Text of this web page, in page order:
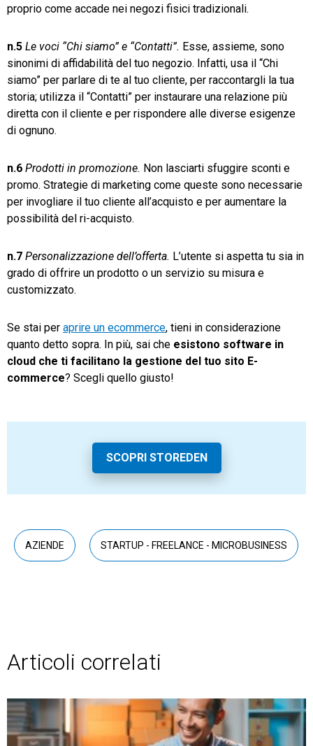
proprio come accade nei negozi fisici tradizionali.
n.5 Le voci “Chi siamo” e “Contatti”. Esse, assieme, sono
sinonimi di affidabilità del tuo negozio. Infatti, usa il “Chi
siamo” per parlare di te al tuo cliente, per raccontargli la tua
storia; utilizza il “Contatti” per instaurare una relazione più
diretta con il cliente e per rispondere alle diverse esigenze
di ognuno.
n.6 Prodotti in promozione. Non lasciarti sfuggire sconti e
promo. Strategie di marketing come queste sono necessarie
per invogliare il tuo cliente all’acquisto e per aumentare la
possibilità del ri-acquisto.
n.7 Personalizzazione dell’offerta. L’utente si aspetta tu sia in
grado di offrire un prodotto o un servizio su misura e
customizzato.
Se stai per aprire un ecommerce, tieni in considerazione
quanto detto sopra. In più, sai che esistono software in
cloud che ti facilitano la gestione del tuo sito E-
commerce? Scegli quello giusto!
SCOPRI STOREDEN
AZIENDE STARTUP - FREELANCE - MICROBUSINESS
Articoli correlati